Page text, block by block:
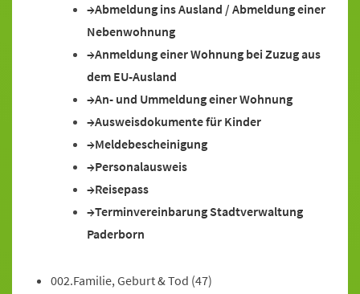
Abmeldung ins Ausland / Abmeldung einer
Nebenwohnung
Anmeldung einer Wohnung bei Zuzug aus
dem EU-Ausland
An- und Ummeldung einer Wohnung
Ausweisdokumente für Kinder
Meldebescheinigung
Personalausweis
Reisepass
Terminvereinbarung Stadtverwaltung
Paderborn
002.Familie, Geburt & Tod (47)